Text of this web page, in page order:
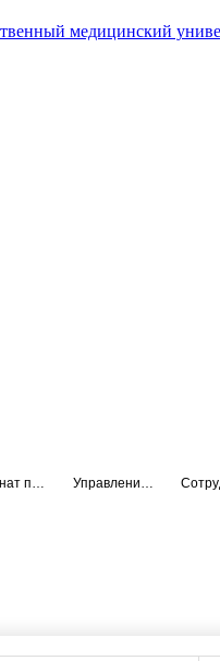
медицинский
Прокрутите таблицу вправо для